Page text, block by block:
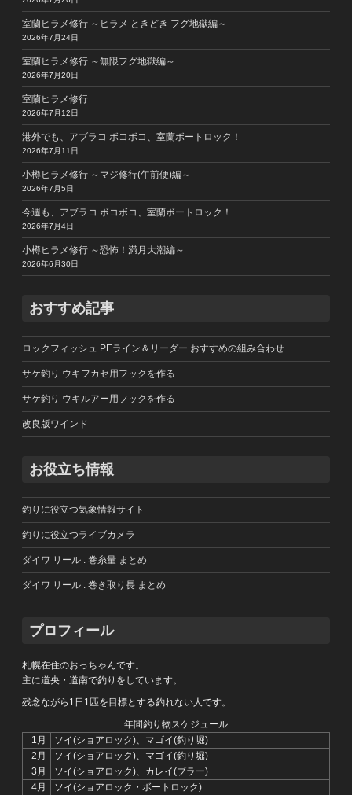
室蘭ヒラメ修行 ～ヒラメ ときどき フグ地獄編～
2026年7月24日
室蘭ヒラメ修行 ～無限フグ地獄編～
2026年7月20日
室蘭ヒラメ修行
2026年7月12日
港外でも、アブラコ ボコボコ、室蘭ボートロック！
2026年7月11日
小樽ヒラメ修行 ～マジ修行(午前便)編～
2026年7月5日
今週も、アブラコ ボコボコ、室蘭ボートロック！
2026年7月4日
小樽ヒラメ修行 ～恐怖！満月大潮編～
2026年6月30日
おすすめ記事
ロックフィッシュ PEライン＆リーダー おすすめの組み合わせ
サケ釣り ウキフカセ用フックを作る
サケ釣り ウキルアー用フックを作る
改良版ワインド
お役立ち情報
釣りに役立つ気象情報サイト
釣りに役立つライブカメラ
ダイワ リール : 巻糸量 まとめ
ダイワ リール : 巻き取り長 まとめ
プロフィール
札幌在住のおっちゃんです。
主に道央・道南で釣りをしています。
残念ながら1日1匹を目標とする釣れない人です。
年間釣り物スケジュール
1月
ソイ(ショアロック)、マゴイ(釣り堀)
2月
ソイ(ショアロック)、マゴイ(釣り堀)
3月
ソイ(ショアロック)、カレイ(ブラー)
4月
ソイ(ショアロック・ボートロック)